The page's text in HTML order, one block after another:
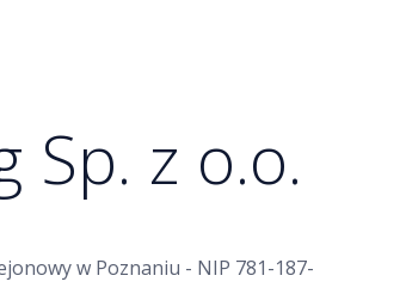
z o.o.
w Poznaniu - NIP 781-187-